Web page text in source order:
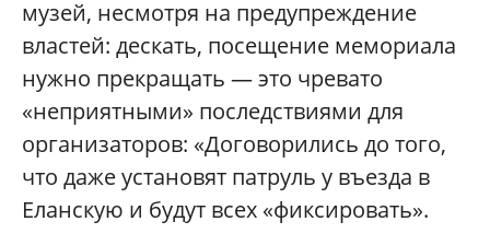
музей, несмотря на предупреждение
властей: дескать, посещение мемориала
нужно прекращать — это чревато
«неприятными» последствиями для
организаторов: «Договорились до того,
что даже установят патруль у въезда в
Еланскую и будут всех «фиксировать».